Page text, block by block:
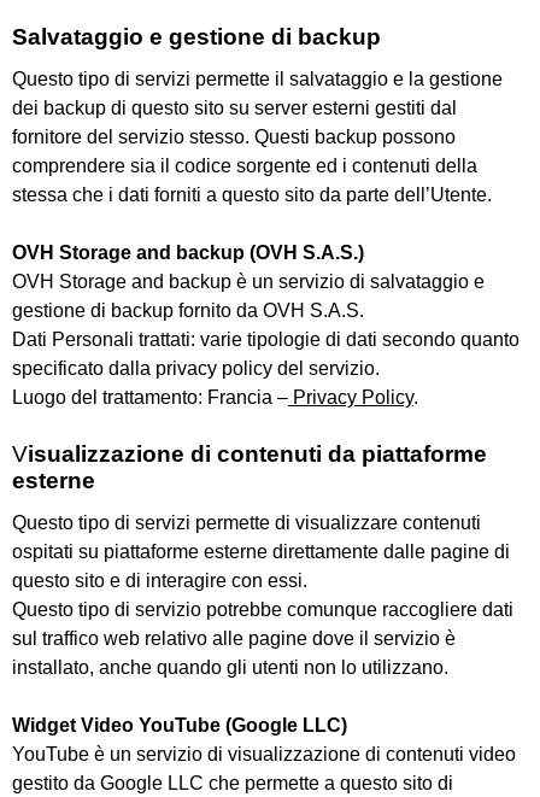
Salvataggio e gestione di backup
Questo tipo di servizi permette il salvataggio e la gestione
dei backup di questo sito su server esterni gestiti dal
fornitore del servizio stesso. Questi backup possono
comprendere sia il codice sorgente ed i contenuti della
stessa che i dati forniti a questo sito da parte dell’Utente.
OVH Storage and backup (OVH S.A.S.)
OVH Storage and backup è un servizio di salvataggio e
gestione di backup fornito da OVH S.A.S.
Dati Personali trattati: varie tipologie di dati secondo quanto
specificato dalla privacy policy del servizio.
Luogo del trattamento: Francia – Privacy Policy.
Visualizzazione di contenuti da piattaforme
esterne
Questo tipo di servizi permette di visualizzare contenuti
ospitati su piattaforme esterne direttamente dalle pagine di
questo sito e di interagire con essi.
Questo tipo di servizio potrebbe comunque raccogliere dati
sul traffico web relativo alle pagine dove il servizio è
installato, anche quando gli utenti non lo utilizzano.
Widget Video YouTube (Google LLC)
YouTube è un servizio di visualizzazione di contenuti video
gestito da Google LLC che permette a questo sito di